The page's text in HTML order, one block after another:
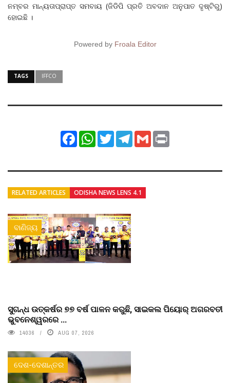
ନମ୍ବର ମାନ୍ୟତାପ୍ରାପ୍ତ ସମବାୟ (ଜିଡିପି ପ୍ରତି ଅବଦାନ ଅନୁପାତ ଦୃଷ୍ଟିରୁ)
ହୋଇଛି ।
Powered by Froala Editor
TAGS IFFCO
FacebookWhatsApp
TwitterTelegram
Gmail
RELATED ARTICLES ODISHA NEWS LENS 4.1
ବାଣିଜ୍ୟ
ସୁଗନ୍ଧ ଉତ୍କର୍ଷର ୭୭ ବର୍ଷ ପାଳନ କରୁଛି, ସାଇକଲ ପିୟୋର୍‌ ଅଗରବତୀ
ଭୁବନେଶ୍ୱରରେ ...
14036 AUG 07, 2026
ଦେଶ-ଦେଶାନ୍ତର